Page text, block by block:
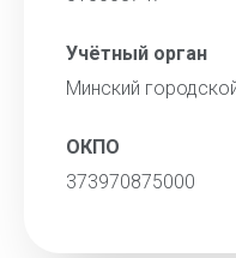
Учётный орган
Минский
ОКПО
373970875000